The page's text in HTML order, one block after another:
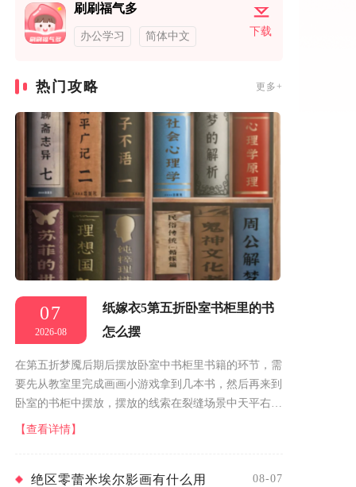
刷刷福气多
办公学习 简体中文 下载
热门攻略 更多+
07
2026-08
纸嫁衣5第五折卧室书柜里的书
怎么摆
在第五折梦魇后期后摆放卧室中书柜里书籍的环节，需
要先从教室里完成画画小游戏拿到几本书，然后再来到
卧室的书柜中摆放，摆放的线索在裂缝场景中天平右边
的柜子上，在柜子里可以看到六个格子中每个格子对应
【查看详情】
绝区零蕾米埃尔影画有什么用 08-07